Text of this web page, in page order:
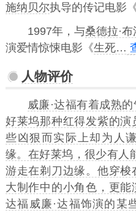
施纳贝尔执导的传记电影
1997年，与桑德拉·
演爱情惊悚电影《生死…
人物评价
威廉·达福有着成熟
好莱坞那种红得发紫的
些凶狠而实际上却为人
缘。在好莱坞，很少有人
游走在剃刀边缘。他穿
大制作中的小角色，更
达福威廉·达福饰演的某